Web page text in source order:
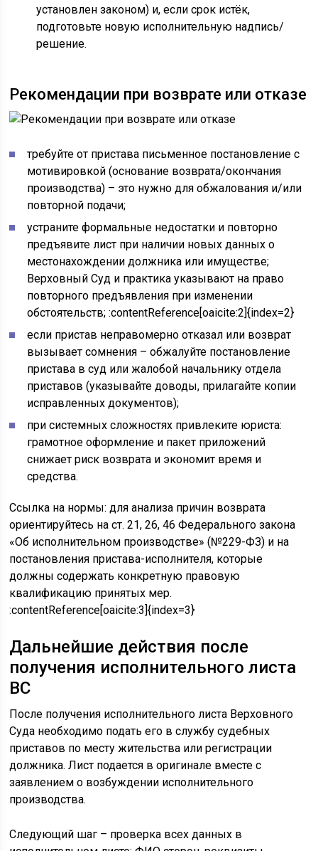
установлен законом) и, если срок истёк,
подготовьте новую исполнительную надпись/
решение.
Рекомендации при возврате или отказе
требуйте от пристава письменное постановление с
мотивировкой (основание возврата/окончания
производства) – это нужно для обжалования и/или
повторной подачи;
устраните формальные недостатки и повторно
предъявите лист при наличии новых данных о
местонахождении должника или имуществе;
Верховный Суд и практика указывают на право
повторного предъявления при изменении
обстоятельств; :contentReference[oaicite:2]{index=2}
если пристав неправомерно отказал или возврат
вызывает сомнения – обжалуйте постановление
пристава в суд или жалобой начальнику отдела
приставов (указывайте доводы, прилагайте копии
исправленных документов);
при системных сложностях привлеките юриста:
грамотное оформление и пакет приложений
снижает риск возврата и экономит время и
средства.
Ссылка на нормы: для анализа причин возврата
ориентируйтесь на ст. 21, 26, 46 Федерального закона
«Об исполнительном производстве» (№229-ФЗ) и на
постановления пристава-исполнителя, которые
должны содержать конкретную правовую
квалификацию принятых мер.
:contentReference[oaicite:3]{index=3}
Дальнейшие действия после
получения исполнительного листа
ВС
После получения исполнительного листа Верховного
Суда необходимо подать его в службу судебных
приставов по месту жительства или регистрации
должника. Лист подается в оригинале вместе с
заявлением о возбуждении исполнительного
производства.
Следующий шаг – проверка всех данных в